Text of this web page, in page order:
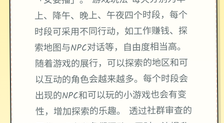
上、降午、晚上、午夜四个时段，每个
时段可采用不同行动，如工作赚钱、探
索地图与NPC对话等，自由度相当高。
随着游戏的展行，可以探索的地区和可
以互动的角色会越来越多。每个时段会
出现的NPC和可以玩的小游戏也会有变
性，增加探索的乐趣。 透过社群审查的